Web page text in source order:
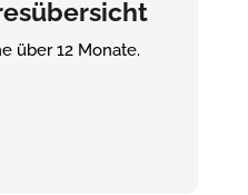
über 12 Monate.